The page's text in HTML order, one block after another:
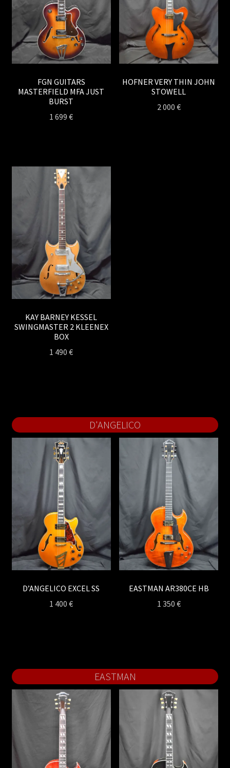
FGN GUITARS
MASTERFIELD MFA JUST
BURST
1 699€
HOFNER VERY THIN JOHN
STOWELL
2 000 €
KAY BARNEY KESSEL
SWINGMASTER 2 KLEENEX
BOX
1 490€
D'ANGELICO
D’ANGELICO EXCEL SS
1 400€
EASTMAN AR380CE HB
1 350 €
EASTMAN